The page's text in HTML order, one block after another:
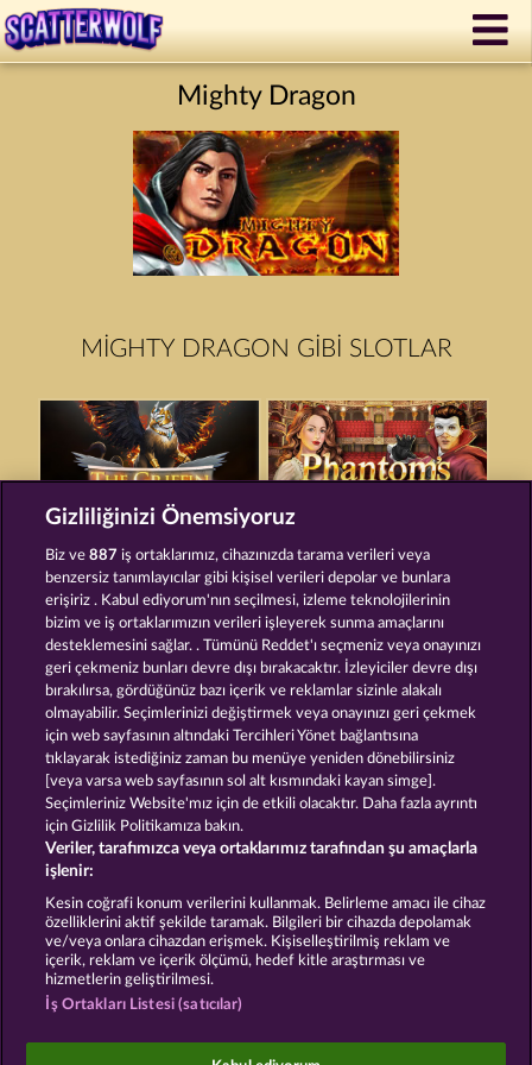
Mighty Dragon
MIGHTY DRAGON GIBI SLOTLAR
THE LAND OF HEROES
Hüküm ve Koşullar Gizlilik Beyanı Künye
Şirket SSS Facebook
İptal talebini gönder
Sosyal casino oyunları sadece eğlence amaçlıdır ve
Gizliliğinizi Önemsiyoruz
Biz ve887 iş ortaklarımız, cihazınızda tarama verileri veya
benzersiz tanımlayıcılar gibi kişisel verileri depolar ve bunlara
erişiriz . Kabul ediyorum'nın seçilmesi, izleme teknolojilerinin
bizim ve iş ortaklarımızın verileri işleyerek sunma amaçlarını
desteklemesini sağlar. . Tümünü Reddet'ı seçmeniz veya onayınızı
geri çekmeniz bunları devre dışı bırakacaktır. İzleyiciler devre dışı
bırakılırsa, gördüğünüz bazı içerik ve reklamlar sizinle alakalı
olmayabilir. Seçimlerinizi değiştirmek veya onayınızı geri çekmek
için web sayfasının altındaki Tercihleri Yönet bağlantısına
tıklayarak istediğiniz zaman bu menüye yeniden dönebilirsiniz
[veya varsa web sayfasının sol alt kısmındaki kayan simge].
Seçimleriniz Website'mız için de etkili olacaktır. Daha fazla ayrıntı
için Gizlilik Politikamıza bakın.
Veriler, tarafımızca veya ortaklarımız tarafından şu amaçlarla
işlenir:
Kesin coğrafi konum verilerini kullanmak. Belirleme amacı ile cihaz
özelliklerini aktif şekilde taramak. Bilgileri bir cihazda depolamak
ve/veya onlara cihazdan erişmek. Kişiselleştirilmiş reklam ve
içerik, reklam ve içerik ölçümü, hedef kitle araştırması ve
hizmetlerin geliştirilmesi.
İş Ortakları Listesi (satıcılar)